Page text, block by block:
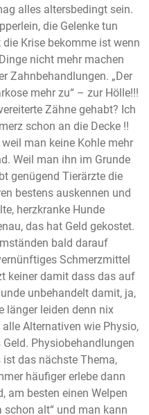
alles altersbedingt sein.
die Gelenke tun
Krise bekomme ist wenn
nicht mehr machen
Zahnbehandlungen. „Der
mehr zu“ – zur Hölle!!!
Zähne gehabt? Ich
schon an die Decke !!
man keine Kohle mehr
Weil man ihn im Grunde
genügend Tierärzte die
bestens auskennen und
herzkranke Hunde
das hat Geld gekostet.
bald darauf
Schmerzmittel
keiner damit dass das auf
unbehandelt damit, ja,
länger leiden denn nix
Alternativen wie Physio,
Physiobehandlungen
das nächste Thema,
häufiger erlebe dann
am besten einen Welpen
schon alt“ und man kann